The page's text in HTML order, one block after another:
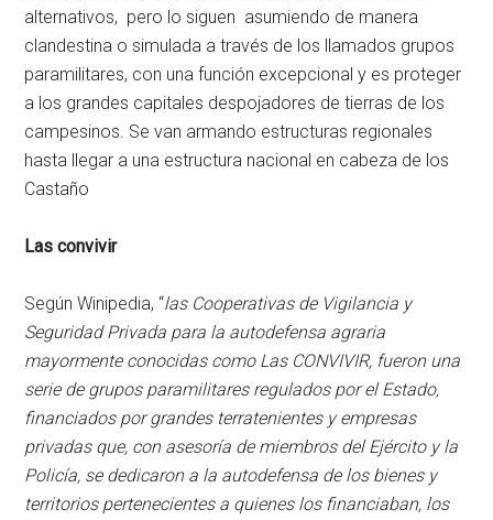
alternativos, pero lo siguen asumiendo de manera
clandestina o simulada a través de los llamados grupos
paramilitares, con una función excepcional y es proteger
a los grandes capitales despojadores de tierras de los
campesinos. Se van armando estructuras regionales
hasta llegar a una estructura nacional en cabeza de los
Castaño
Las convivir
Según Winipedia, “las Cooperativas de Vigilancia y
Seguridad Privada para la autodefensa agraria
mayormente conocidas como Las CONVIVIR, fueron una
serie de grupos paramilitares regulados por el Estado,
financiados por grandes terratenientes y empresas
privadas que, con asesoría de miembros del Ejército y la
Policía, se dedicaron a la autodefensa de los bienes y
territorios pertenecientes a quienes los financiaban, los